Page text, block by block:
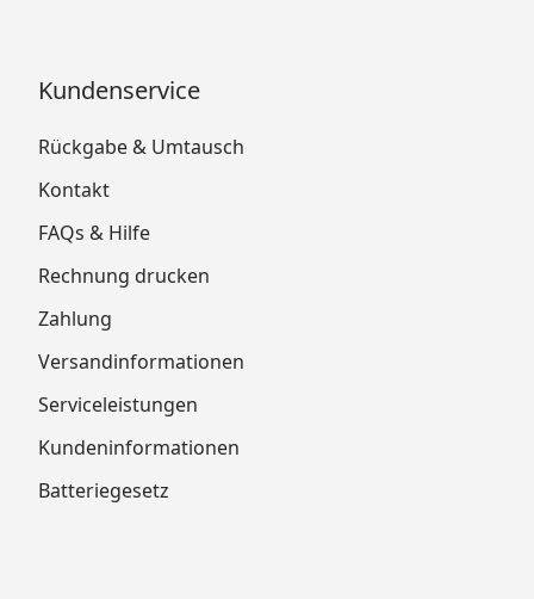
Kundenservice
Rückgabe & Umtausch
Kontakt
FAQs & Hilfe
Rechnung drucken
Zahlung
Versandinformationen
Serviceleistungen
Kundeninformationen
Batteriegesetz